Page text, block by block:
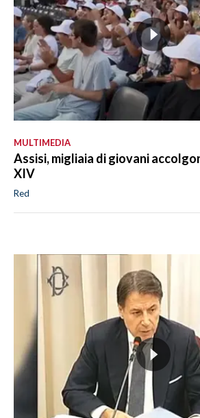
MULTIMEDIA
Assisi, migliaia di giovani
XIV
Red